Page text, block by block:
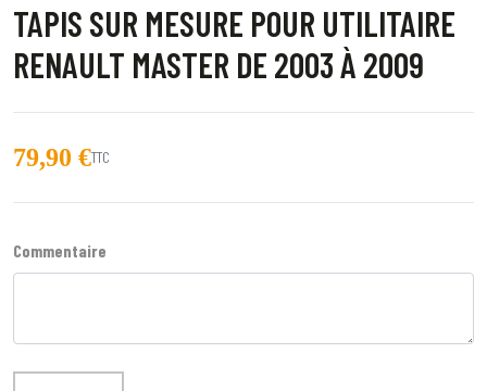
TAPIS SUR MESURE POUR UTILITAIRE
RENAULT MASTER DE 2003 À 2009
79,90 €TTC
Commentaire